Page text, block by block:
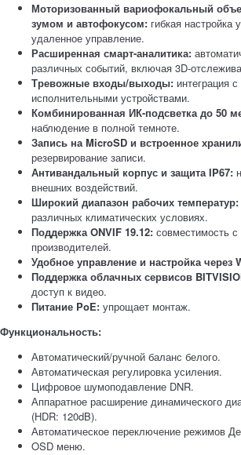
Моторизованный вариофокальный
зумом и автофокусом: гибкая настройка
удаленное управление.
Расширенная смарт-аналитика:
различных событий, включая 3D-
Тревожные входы/выходы: интеграция
исполнительными устройствами.
Комбинированная ИК-подсветка до 50
наблюдение в полной темноте.
Запись на MicroSD и встроенное
резервирование записи.
Антивандальный корпус и защита IP67:
внешних воздействий.
Широкий диапазон рабочих температур:
различных климатических условиях.
Поддержка ONVIF 19.12: совместимость
производителей.
Удобное управление и настройка через
Поддержка облачных сервисов
доступ к видео.
Питание PoE: упрощает монтаж.
Функциональность:
Автоматический/ручной баланс белого.
Автоматическая регулировка усиления.
Цифровое шумоподавление DNR.
Аппаратное расширение динамического
(HDR: 120dB).
Автоматическое переключение режимов
OSD меню.